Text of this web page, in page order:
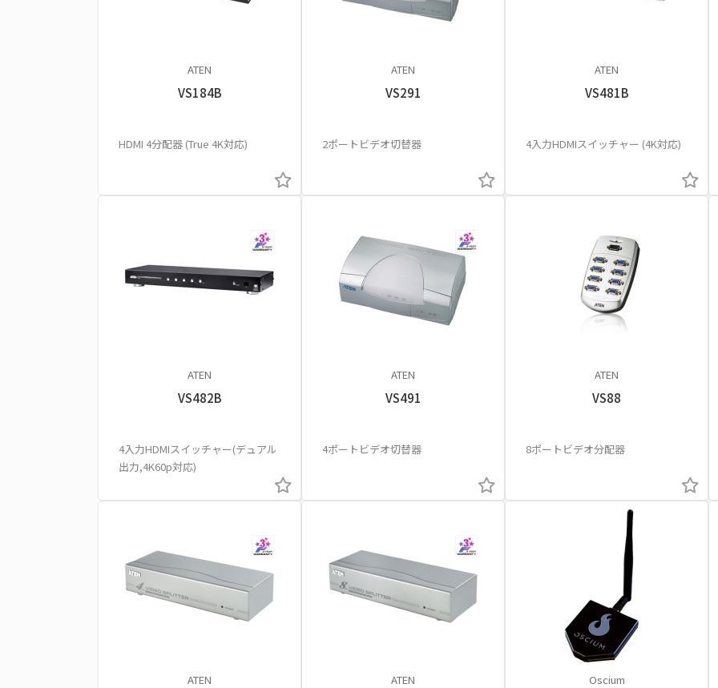
ATEN
VS184B
HDMI 4分配器 (True 4K対応)
ATEN
VS291
2ポートビデオ切替器
ATEN
VS481B
4入力HDMIスイッチャー (4K対応)
ATEN
VS482B
4入力HDMIスイッチャー(デュアル
出力,4K60p対応)
ATEN
VS491
4ポートビデオ切替器
ATEN
VS88
8ポートビデオ分配器
ATEN ATEN Oscium